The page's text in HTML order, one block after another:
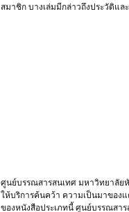
สมาชิก บางเล่มมีกล่าวถึงประวัติแ
ศูนย์บรรณสารสนเทศ มหาวิทยาลัย
ให้บริการค้นคว้า ความเป็นมาของ
ของหนังสือประเภทนี้ ศูนย์บรรณสา